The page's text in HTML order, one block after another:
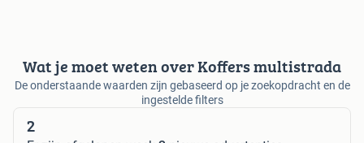
Wat je moet weten over Koffers multistrada
De onderstaande waarden zijn gebaseerd op je zoekopdracht en de
ingestelde filters
2